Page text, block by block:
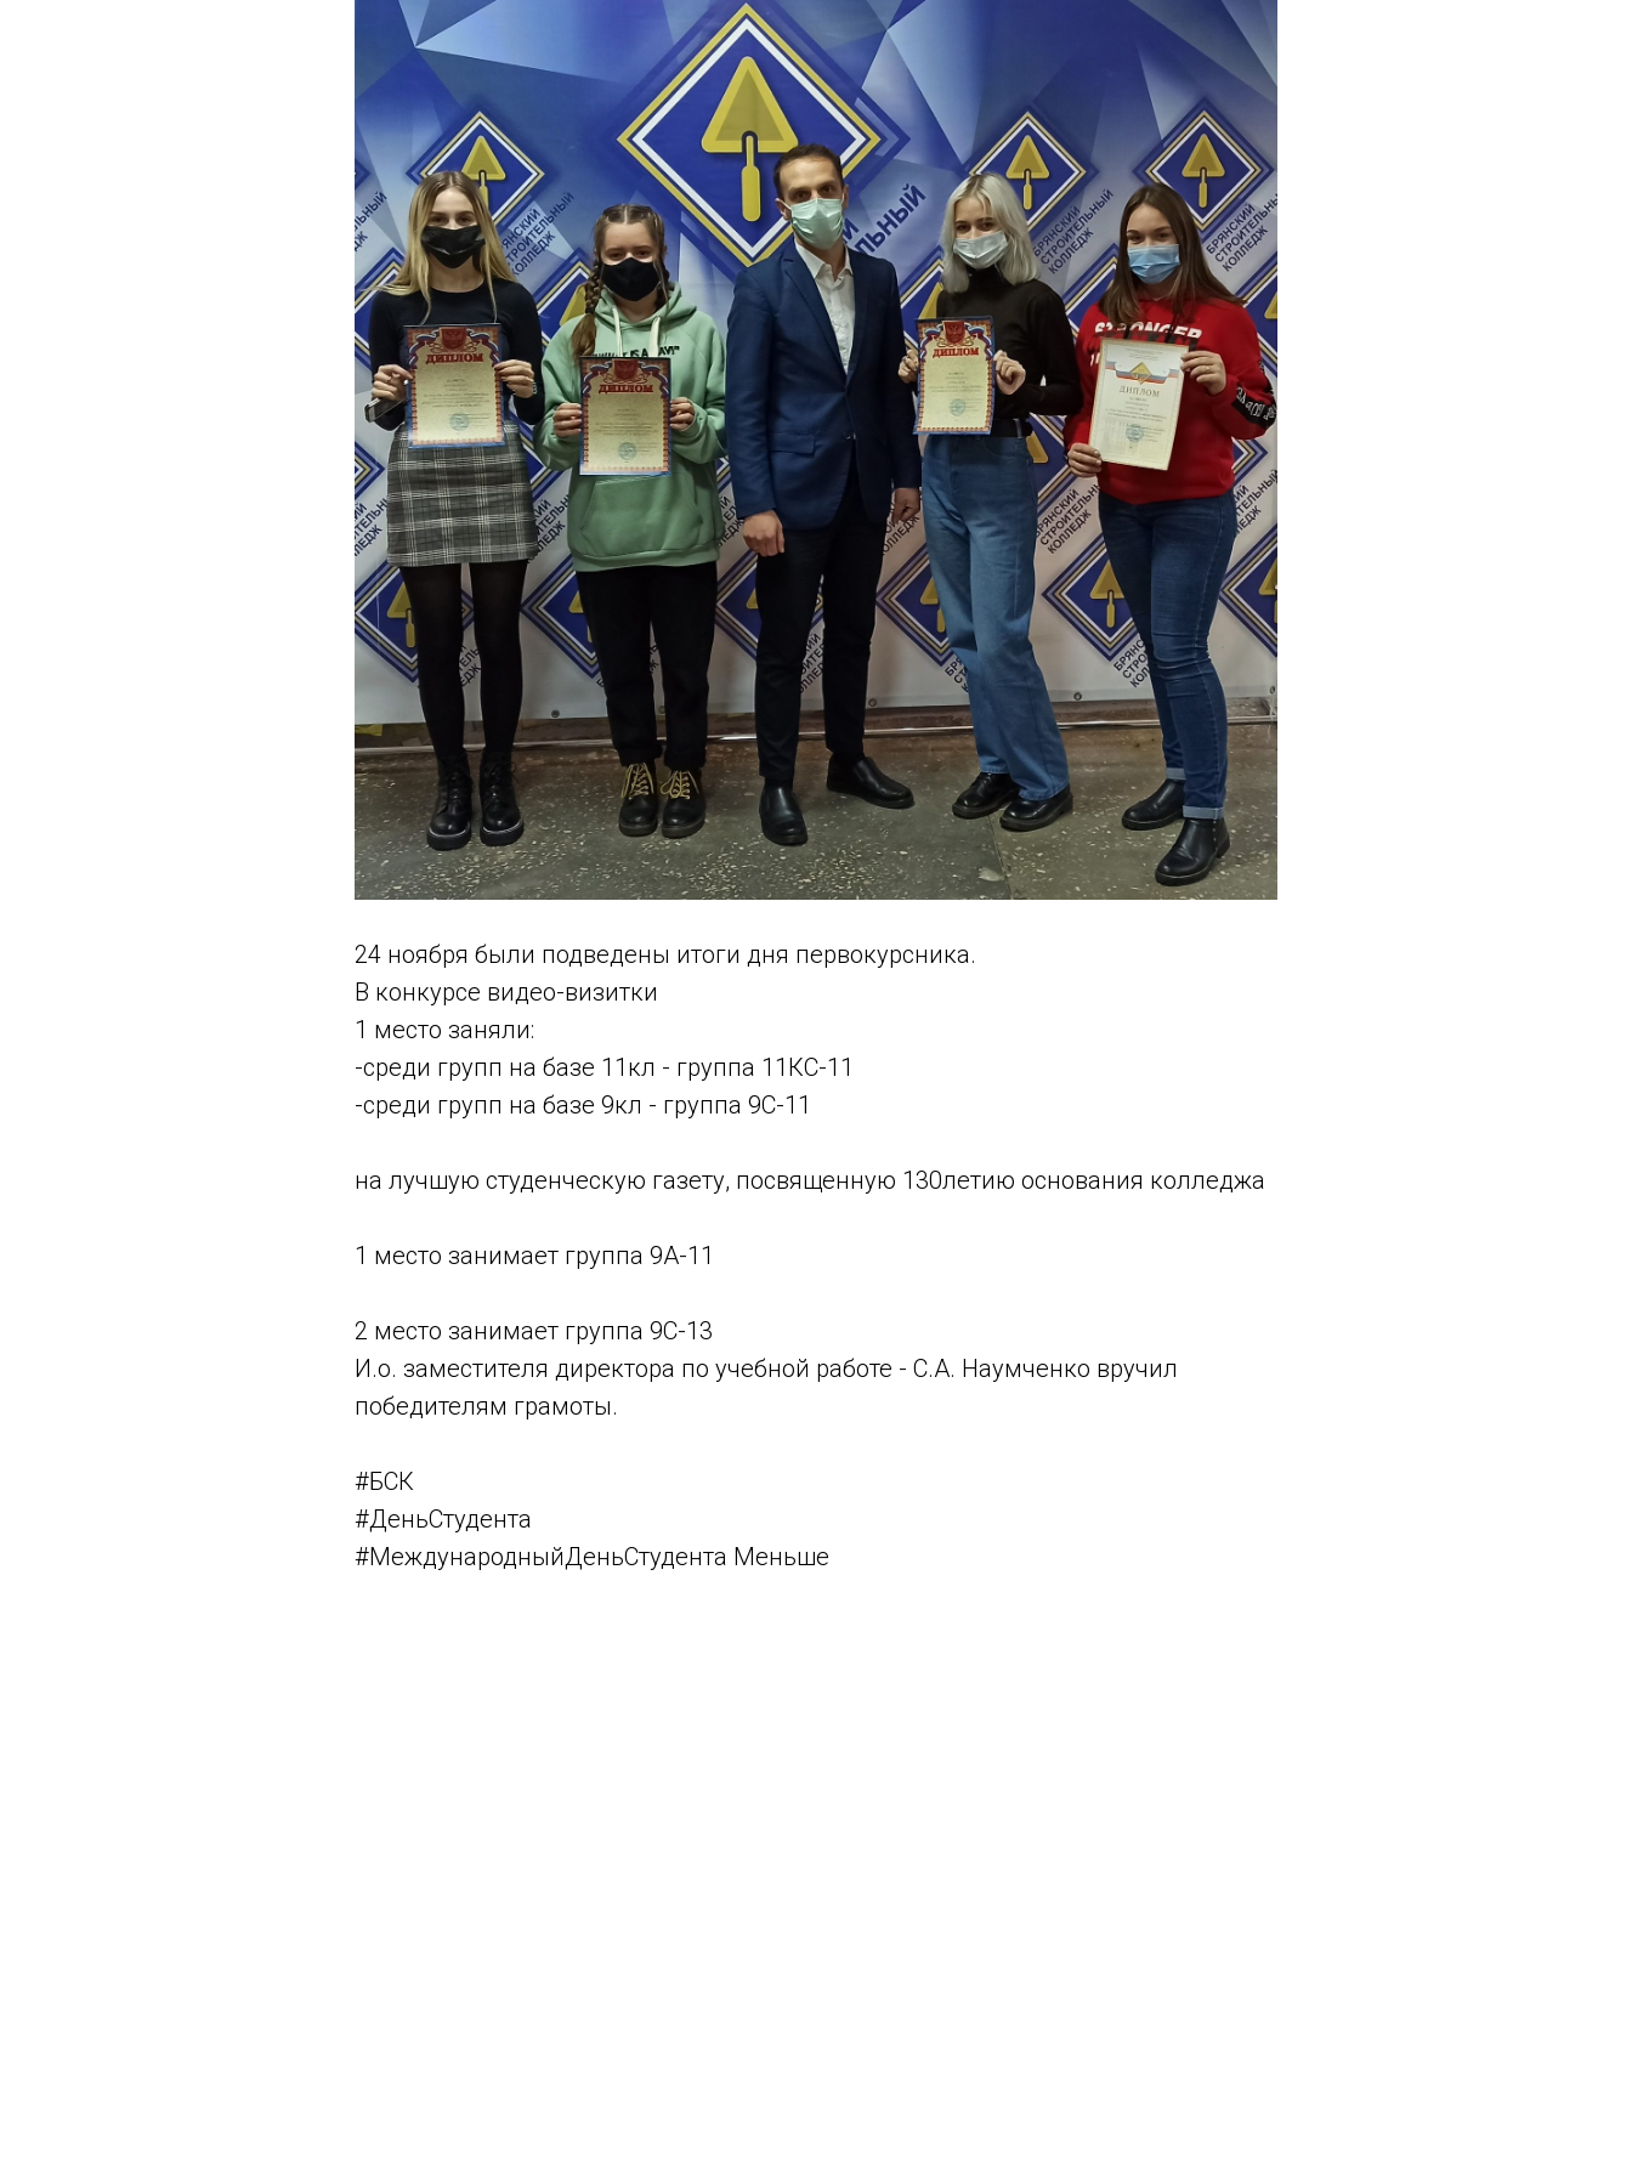
24 ноября были подведены итоги дня первокурсника.
В конкурсе видео-визитки
1 место заняли:
-среди групп на базе 11кл - группа 11КС-11
-среди групп на базе 9кл - группа 9С-11
на лучшую студенческую газету, посвященную 130летию основания колледжа
1 место занимает группа 9А-11
2 место занимает группа 9С-13
И.о. заместителя директора по учебной работе - С.А. Наумченко вручил
победителям грамоты.
#БСК
#ДеньСтудента
#МеждународныйДеньСтудента Меньше